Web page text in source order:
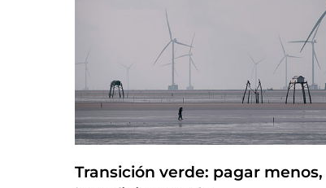
Transición verde: pagar menos,